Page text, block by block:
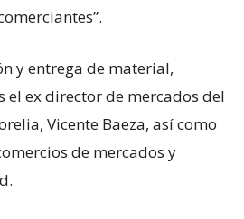
y entrega de material,
el ex director de mercados del
Vicente Baeza, así como
de mercados y